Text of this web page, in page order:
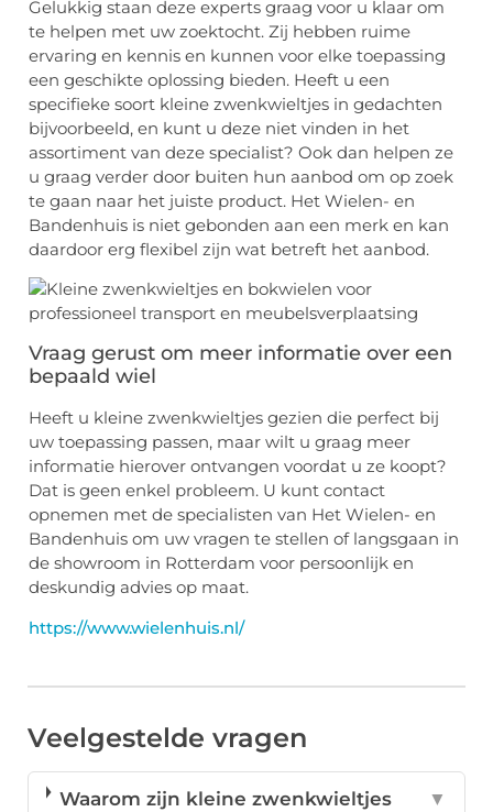
Gelukkig staan deze experts graag voor u klaar om
te helpen met uw zoektocht. Zij hebben ruime
ervaring en kennis en kunnen voor elke toepassing
een geschikte oplossing bieden. Heeft u een
specifieke soort kleine zwenkwieltjes in gedachten
bijvoorbeeld, en kunt u deze niet vinden in het
assortiment van deze specialist? Ook dan helpen ze
u graag verder door buiten hun aanbod om op zoek
te gaan naar het juiste product. Het Wielen- en
Bandenhuis is niet gebonden aan een merk en kan
daardoor erg flexibel zijn wat betreft het aanbod.
Vraag gerust om meer informatie over een
bepaald wiel
Heeft u kleine zwenkwieltjes gezien die perfect bij
uw toepassing passen, maar wilt u graag meer
informatie hierover ontvangen voordat u ze koopt?
Dat is geen enkel probleem. U kunt contact
opnemen met de specialisten van Het Wielen- en
Bandenhuis om uw vragen te stellen of langsgaan in
de showroom in Rotterdam voor persoonlijk en
deskundig advies op maat.
https://www.wielenhuis.nl/
Veelgestelde vragen
Waarom zijn kleine zwenkwieltjes
▼